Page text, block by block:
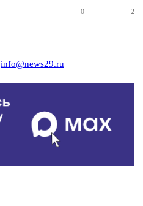
0 2
info@news29.ru